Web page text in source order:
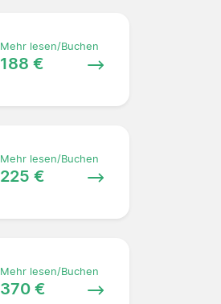
Mehr lesen/Buchen
188 €
Mehr lesen/Buchen
225 €
Mehr lesen/Buchen
370 €